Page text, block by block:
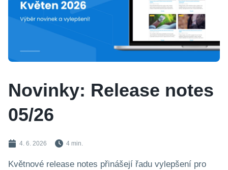
Kontakt
Novinky: Release notes
05/26
4. 6. 2026 4 min.
Květnové release notes přinášejí řadu vylepšení pro